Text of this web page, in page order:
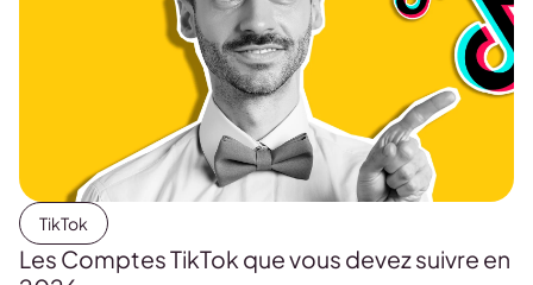
TikTok
Les Comptes TikTok que vous devez suivre en